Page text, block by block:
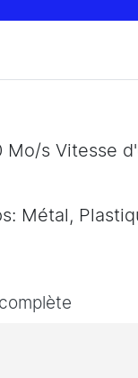
Mo/s Vitesse
Métal,